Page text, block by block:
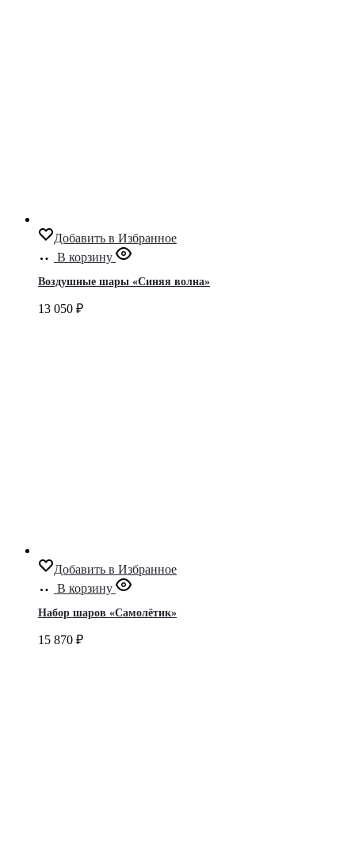
Добавить в Избранное
В корзину
Воздушные шары «Синяя волна»
13 050 ₽
Добавить в Избранное
В корзину
Набор шаров «Самолётик»
15 870 ₽